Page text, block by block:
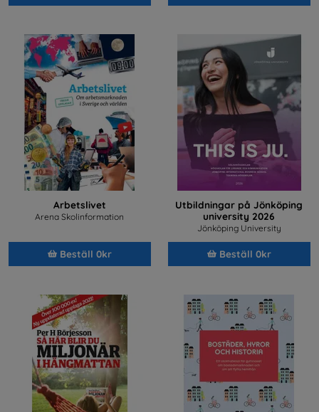
Arbetslivet
Arena Skolinformation
Beställ 0kr
Utbildningar på Jönköping
university 2026
Jönköping University
Beställ 0kr